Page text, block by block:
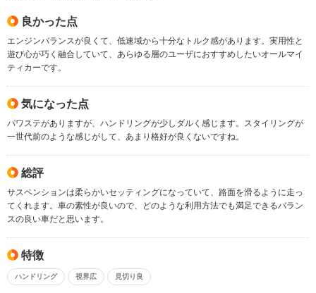
良かった点
エンジンバランスが良くて、低速域から十分なトルク感があります。実用性と
遊び心が巧く融合していて、あらゆる層のユーザにおすすめしたいオールマイ
ティカーです。
気になった点
パワステがありますが、ハンドリングが少しダルく感じます。スタイリングが
一世代前のような感じがして、あまり格好が良くないですね。
総評
サスペンションは柔らかいセッティングになっていて、路面を滑るように走っ
てくれます。車の素性が良いので、どのような利用方法でも満足できるバラン
スの良い車だと思います。
特徴
ハンドリング 視界広 見切り良